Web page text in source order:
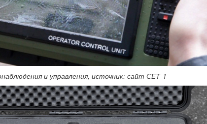
и управления, источник: сайт СЕТ-1